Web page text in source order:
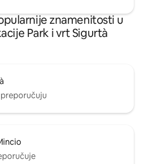
znamenitosti u
Park i vrt Sigurtà